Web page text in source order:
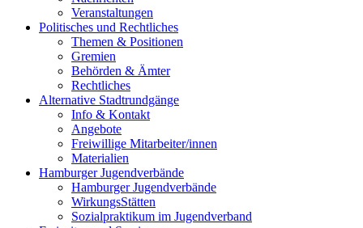
Veranstaltungen
Politisches und Rechtliches
Themen & Positionen
Gremien
Behörden & Ämter
Rechtliches
Alternative Stadtrundgänge
Info & Kontakt
Angebote
Freiwillige Mitarbeiter/innen
Materialien
Hamburger Jugendverbände
Hamburger Jugendverbände
WirkungsStätten
Sozialpraktikum im Jugendverband